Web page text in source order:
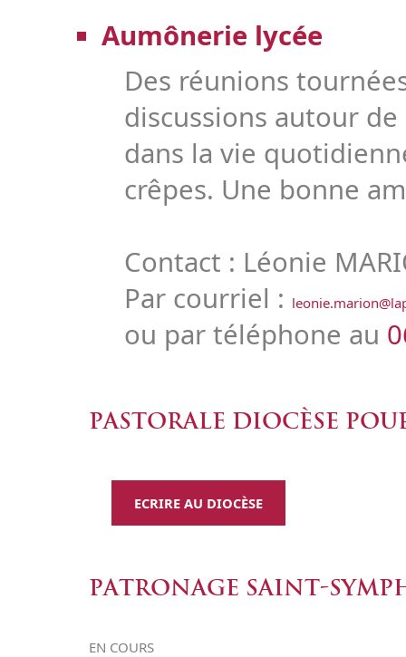
Aumônerie lycée
Des réunions
discussions autour
dans la vie
crêpes. Une bonne
Contact : Léonie
Par courriel :
ou par téléphone au
PASTORALE DIOCÈSE
ECRIRE AU DIOCÈSE
PATRONAGE SAINT-
EN COURS